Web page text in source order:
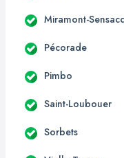
Miramont-
Pécorade
Pimbo
Saint-Loubouer
Sorbets